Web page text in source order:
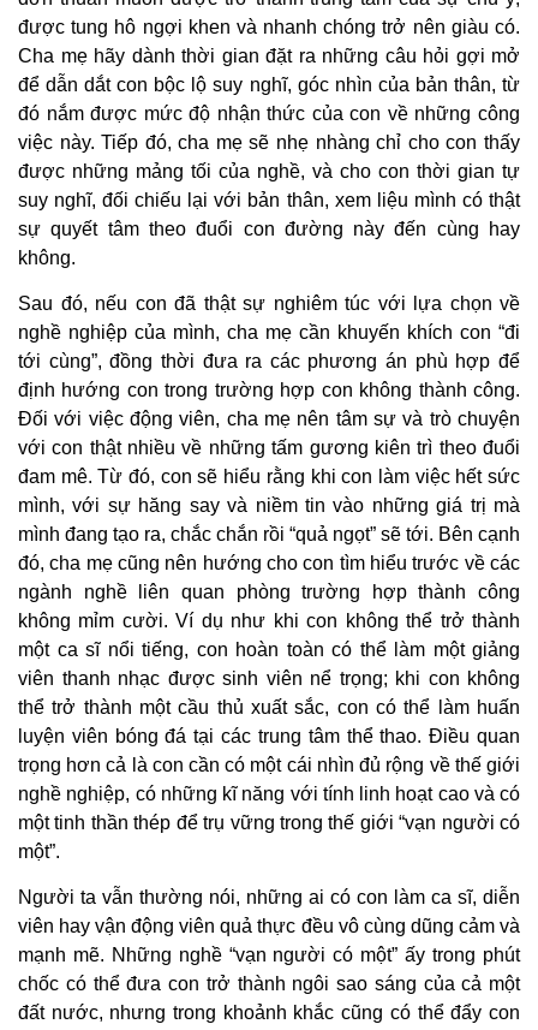
được tung hô ngợi khen và nhanh chóng trở nên giàu có.
Cha mẹ hãy dành thời gian đặt ra những câu hỏi gợi mở
để dẫn dắt con bộc lộ suy nghĩ, góc nhìn của bản thân, từ
đó nắm được mức độ nhận thức của con về những công
việc này. Tiếp đó, cha mẹ sẽ nhẹ nhàng chỉ cho con thấy
được những mảng tối của nghề, và cho con thời gian tự
suy nghĩ, đối chiếu lại với bản thân, xem liệu mình có thật
sự quyết tâm theo đuổi con đường này đến cùng hay
không.
Sau đó, nếu con đã thật sự nghiêm túc với lựa chọn về
nghề nghiệp của mình, cha mẹ cần khuyến khích con “đi
tới cùng”, đồng thời đưa ra các phương án phù hợp để
định hướng con trong trường hợp con không thành công.
Đối với việc động viên, cha mẹ nên tâm sự và trò chuyện
với con thật nhiều về những tấm gương kiên trì theo đuổi
đam mê. Từ đó, con sẽ hiểu rằng khi con làm việc hết sức
mình, với sự hăng say và niềm tin vào những giá trị mà
mình đang tạo ra, chắc chắn rồi “quả ngọt” sẽ tới. Bên cạnh
đó, cha mẹ cũng nên hướng cho con tìm hiểu trước về các
ngành nghề liên quan phòng trường hợp thành công
không mỉm cười. Ví dụ như khi con không thể trở thành
một ca sĩ nổi tiếng, con hoàn toàn có thể làm một giảng
viên thanh nhạc được sinh viên nể trọng; khi con không
thể trở thành một cầu thủ xuất sắc, con có thể làm huấn
luyện viên bóng đá tại các trung tâm thể thao. Điều quan
trọng hơn cả là con cần có một cái nhìn đủ rộng về thế giới
nghề nghiệp, có những kĩ năng với tính linh hoạt cao và có
một tinh thần thép để trụ vững trong thế giới “vạn người có
một”.
Người ta vẫn thường nói, những ai có con làm ca sĩ, diễn
viên hay vận động viên quả thực đều vô cùng dũng cảm và
mạnh mẽ. Những nghề “vạn người có một” ấy trong phút
chốc có thể đưa con trở thành ngôi sao sáng của cả một
đất nước, nhưng trong khoảnh khắc cũng có thể đẩy con